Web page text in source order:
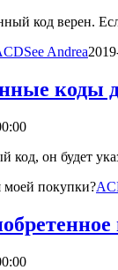
код верен.
Andrea
коды
он будет
моей покупки?